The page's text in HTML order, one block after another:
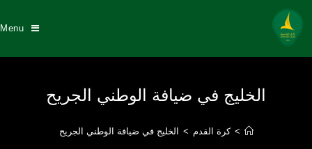
Menu
الخليج في ضيافة الوطني الجريح
> كرة القدم > الخليج في ضيافة الوطني الجريح